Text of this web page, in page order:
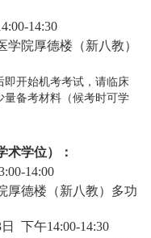
00-14:30
学院厚德楼 （新八教）
即开始机考考试，请临床
量备考材料（候考时可学
学位）：
14:00
厚德楼 （新八教） 多功
下午14:00-14:30